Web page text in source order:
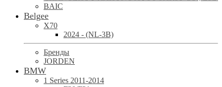
BAIC
Belgee
X70
2024 - (NL-3B)
Бренды
JORDEN
BMW
1 Series 2011-2014